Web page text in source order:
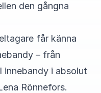
den gångna
får känna
– från
innebandy i absolut
Rönnefors.